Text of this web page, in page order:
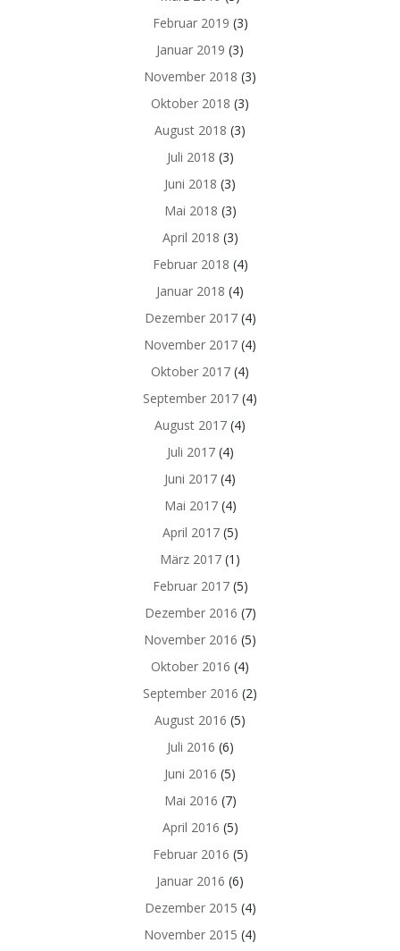
Februar 2019 (3)
Januar 2019 (3)
November 2018 (3)
Oktober 2018 (3)
August 2018 (3)
Juli 2018 (3)
Juni 2018 (3)
Mai 2018 (3)
April 2018 (3)
Februar 2018 (4)
Januar 2018 (4)
Dezember 2017(4)
November 2017 (4)
Oktober 2017 (4)
September 2017 (4)
August 2017 (4)
Juli 2017(4)
Juni 2017 (4)
Mai 2017(4)
April 2017(5)
März 2017 (1)
Februar 2017(5)
Dezember 2016 (7)
November 2016 (5)
Oktober 2016 (4)
September 2016 (2)
August 2016 (5)
Juli 2016 (6)
Juni 2016 (5)
Mai 2016 (7)
April 2016 (5)
Februar 2016 (5)
Januar 2016 (6)
Dezember 2015 (4)
November 2015 (4)